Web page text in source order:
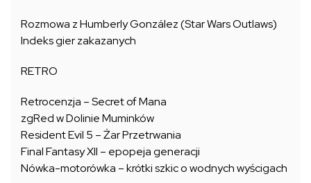
Rozmowa z Humberly González (Star Wars Outlaws)
Indeks gier zakazanych
RETRO
Retrocenzja – Secret of Mana
zgRed w Dolinie Muminków
Resident Evil 5 – Żar Przetrwania
Final Fantasy XII – epopeja generacji
Nówka-motorówka – krótki szkic o wodnych wyścigach